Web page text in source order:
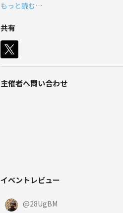
カフェだけじゃなくて、お酒が苦手
もっと読む…
共有
主催者へ問い合わせ
イベントレビュー
@28UgBM